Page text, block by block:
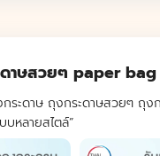
าษสวยๆ paper bag
กระดาษ ถุงกระดาษสวยๆ ถุ
หลายสไตล์”